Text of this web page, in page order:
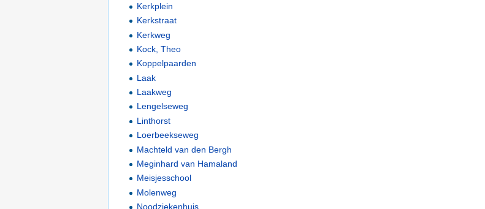
Kerkplein
Kerkstraat
Kerkweg
Kock, Theo
Koppelpaarden
Laak
Laakweg
Lengelseweg
Linthorst
Loerbeekseweg
Machteld van den Bergh
Meginhard van Hamaland
Meisjesschool
Molenweg
Noodziekenhuis